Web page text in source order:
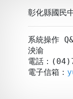
彰化縣國民
系統操作
泱渝
電話：
電子信箱：